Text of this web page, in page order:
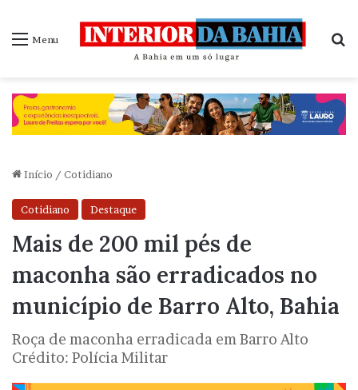
Menu
Início / Cotidiano
Cotidiano Destaque
Mais de 200 mil pés de
maconha são erradicados no
município de Barro Alto, Bahia
Roça de maconha erradicada em Barro Alto
Crédito: Polícia Militar